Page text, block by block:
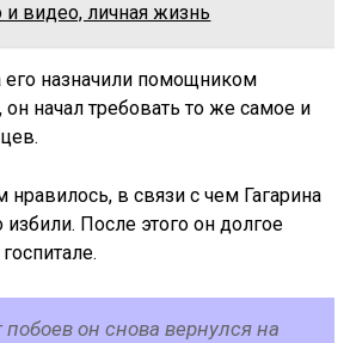
и видео, личная жизнь
его назначили помощником
начал требовать то же самое и
нравилось, в связи с чем Гагарина
После этого он долгое
он снова вернулся на